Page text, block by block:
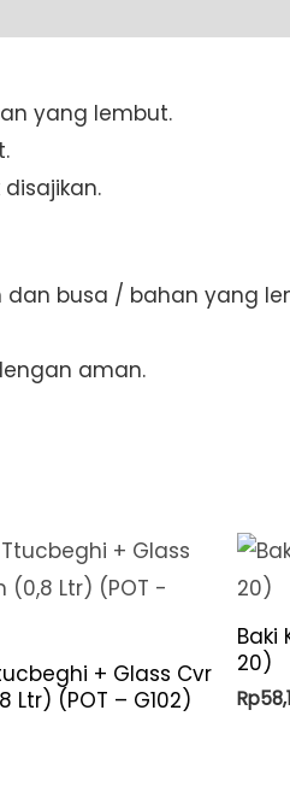
yang lembut.
busa / bahan yang
aman.
+ Glass Cvr
Ltr) (POT – G102)
Baki
20)
Rp